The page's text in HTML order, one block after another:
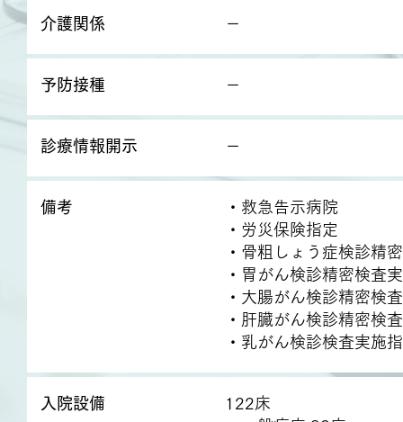
介護関係 －
予防接種 －
診療情報開示 －
備考
・救急告示病院
・労災保険指定
・骨粗しょう症検診精
・胃がん検診精密検査
・大腸がん検診精密検
・肝臓がん検診精密検
・乳がん検診検査実施
入院設備
122床